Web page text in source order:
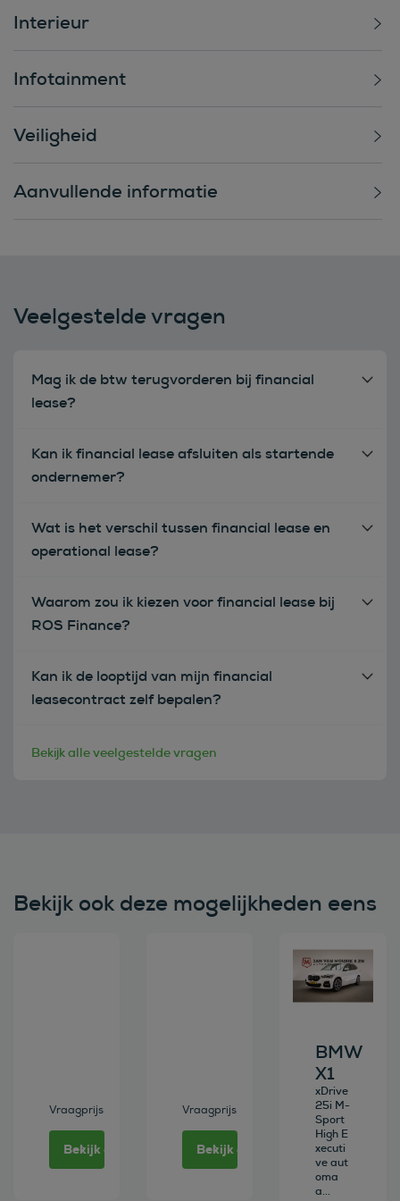
Interieur
Infotainment
Veiligheid
Aanvullende informatie
Veelgestelde vragen
Mag ik de btw terugvorderen bij financial
lease?
Kan ik financial lease afsluiten als startende
ondernemer?
Wat is het verschil tussen financial lease en
operational lease?
Waarom zou ik kiezen voor financial lease bij
ROS Finance?
Kan ik de looptijd van mijn financial
leasecontract zelf bepalen?
Bekijk alle veelgestelde vragen
Bekijk ook deze mogelijkheden eens
Vraagprijs
Bekijk deze auto
Vraagprijs
Bekijk deze auto
Bekijk deze
BMW
X1
xDrive
25i M-
Sport
High E
xecuti
ve aut
oma
a...